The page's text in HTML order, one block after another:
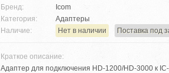
Бренд:
Icom
Категория:
Адаптеры
Наличие:
Нет в наличии Поставка под
Краткое описание:
Адаптер для подключения HD-1200/HD-3000 к